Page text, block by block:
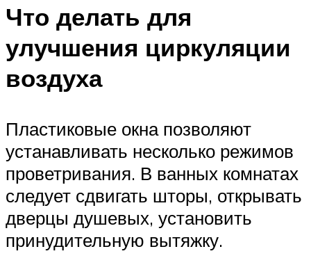
Что делать для
улучшения циркуляции
воздуха
Пластиковые окна позволяют
устанавливать несколько режимов
проветривания. В ванных комнатах
следует сдвигать шторы, открывать
дверцы душевых, установить
принудительную вытяжку.